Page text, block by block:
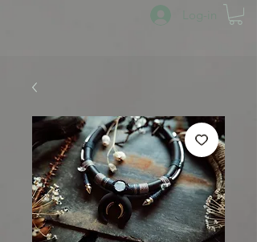
Log-in